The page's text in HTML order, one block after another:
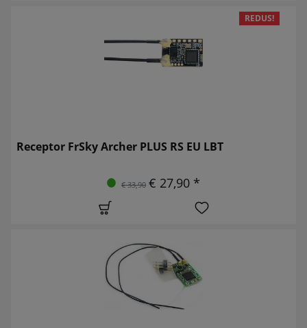
REDUS!
Receptor FrSky Archer PLUS RS EU LBT
€ 33,90 € 27,90 *